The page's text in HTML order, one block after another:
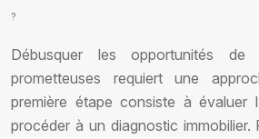
?
Débusquer les opportunités
prometteuses requiert une
première étape consiste à évaluer
procéder à un diagnostic immobilier.